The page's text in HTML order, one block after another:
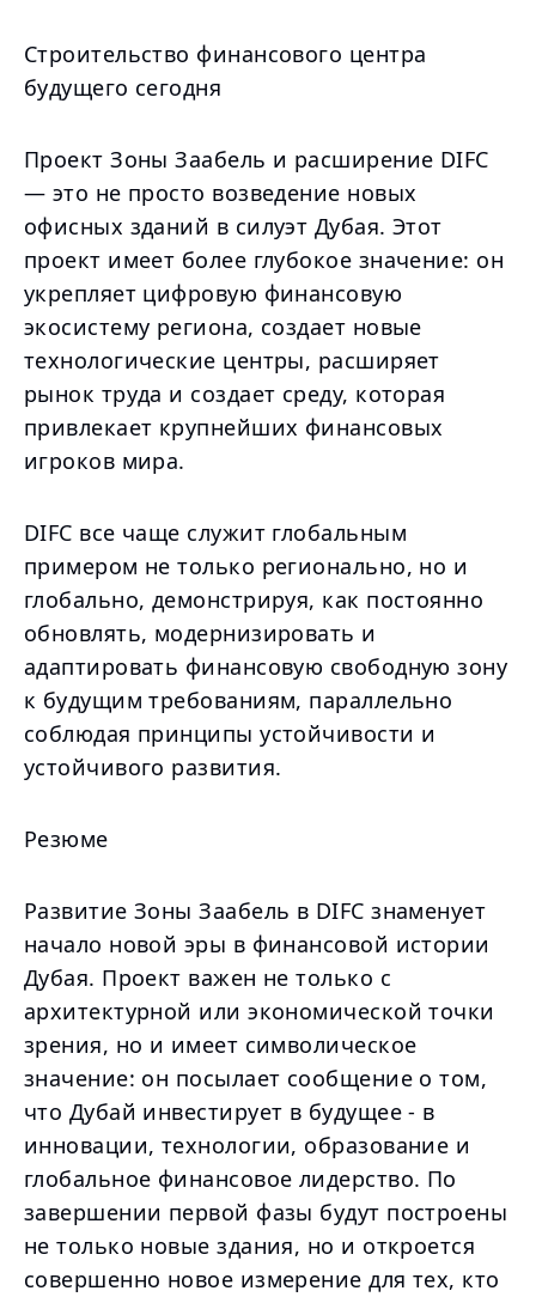
Строительство финансового центра
будущего сегодня
Проект Зоны Заабель и расширение DIFC
— это не просто возведение новых
офисных зданий в силуэт Дубая. Этот
проект имеет более глубокое значение: он
укрепляет цифровую финансовую
экосистему региона, создает новые
технологические центры, расширяет
рынок труда и создает среду, которая
привлекает крупнейших финансовых
игроков мира.
DIFC все чаще служит глобальным
примером не только регионально, но и
глобально, демонстрируя, как постоянно
обновлять, модернизировать и
адаптировать финансовую свободную зону
к будущим требованиям, параллельно
соблюдая принципы устойчивости и
устойчивого развития.
Резюме
Развитие Зоны Заабель в DIFC знаменует
начало новой эры в финансовой истории
Дубая. Проект важен не только с
архитектурной или экономической точки
зрения, но и имеет символическое
значение: он посылает сообщение о том,
что Дубай инвестирует в будущее - в
инновации, технологии, образование и
глобальное финансовое лидерство. По
завершении первой фазы будут построены
не только новые здания, но и откроется
совершенно новое измерение для тех, кто